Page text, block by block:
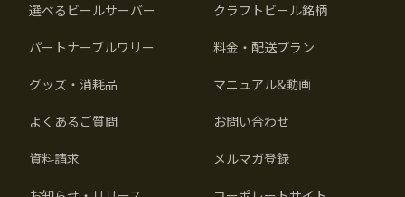
選べるビールサーバー クラフトビール銘柄
パートナーブルワリー 料金・配送プラン
グッズ・消耗品 マニュアル&動画
よくあるご質問 お問い合わせ
資料請求 メルマガ登録